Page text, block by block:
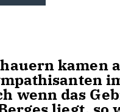
kamen
wenn das